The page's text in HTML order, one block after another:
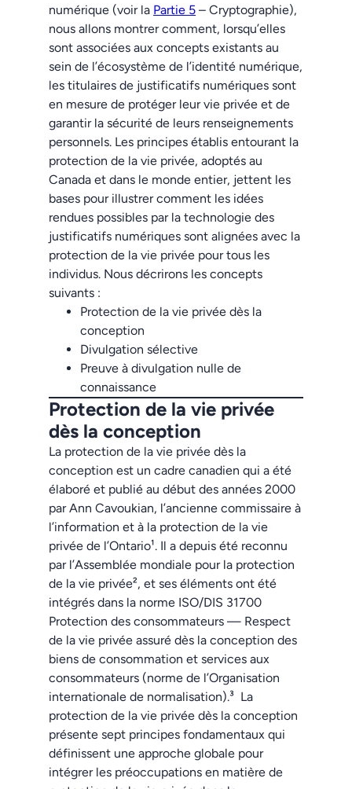
numérique (voir la Partie 5 – Cryptographie),
nous allons montrer comment, lorsqu’elles
sont associéesaux concepts existants au
sein de l’écosystème de l’identité numérique,
les titulaires de justificatifs numériques sont
en mesure de protéger leur vie privée et de
garantir la sécurité de leurs renseignements
personnels. Les principes établis entourant la
protection de la vie privée, adoptés au
Canada et dans le monde entier, jettent les
bases pour illustrer comment les idées
rendues possibles par la technologie des
justificatifs numériques sont alignées avec la
protection de la vie privée pour tous les
individus. Nous décrirons les concepts
suivants :
Protection de la vie privée dès la
conception
Divulgation sélective
Preuve à divulgation nulle de
connaissance
Protection de la vie privée
dès la conception
La protection de la vie privée dès la
conception est un cadre canadien qui a été
élaboré et publié au début des années 2000
par Ann Cavoukian, l’ancienne commissaire à
l’information et à la protection de la vie
privée de l’Ontario¹. Il a depuis été reconnu
par l’Assemblée mondiale pour la protection
de la vie privée², et ses éléments ont été
intégrés dans la norme ISO/DIS 31700
Protection des consommateurs — Respect
de la vie privée assuré dès la conception des
biens de consommation et services aux
consommateurs (norme de l’Organisation
internationale de normalisation).³ La
protection de la vie privée dès la conception
présente sept principes fondamentaux qui
définissent une approche globale pour
intégrer les préoccupations en matière de